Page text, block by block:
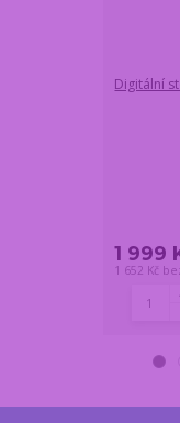
Digitální
1 999
1 652 Kč